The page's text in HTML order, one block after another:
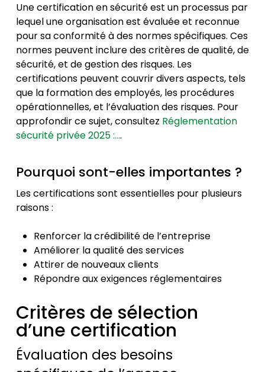
Une certification en sécurité est un processus par
lequel une organisation est évaluée et reconnue
pour sa conformité à des normes spécifiques. Ces
normes peuvent inclure des critères de qualité, de
sécurité, et de gestion des risques. Les
certifications peuvent couvrir divers aspects, tels
que la formation des employés, les procédures
opérationnelles, et l’évaluation des risques. Pour
approfondir ce sujet, consultez Réglementation
sécurité privée 2025 :….
Pourquoi sont-elles importantes ?
Les certifications sont essentielles pour plusieurs
raisons :
Renforcer la crédibilité de l’entreprise
Améliorer la qualité des services
Attirer de nouveaux clients
Répondre aux exigences réglementaires
Critères de sélection
d’une certification
Évaluation des besoins